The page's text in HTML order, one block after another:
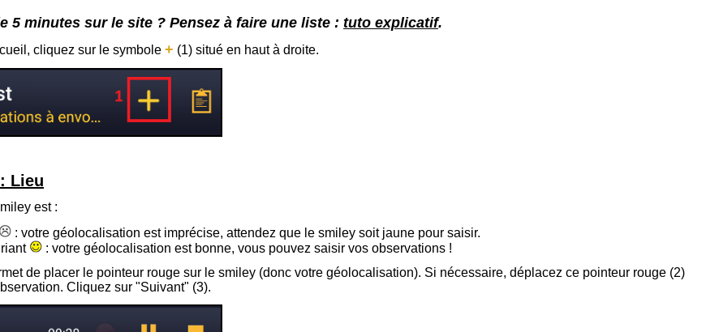
5 minutes sur le site ? Pensez à faire une liste : tuto explicatif.
cliquez sur le symbole + (1) situé en haut à droite.
Lieu
est :
: votre géolocalisation est imprécise, attendez que le smiley soit jaune pour saisir.
: votre géolocalisation est bonne, vous pouvez saisir vos observations !
de placer le pointeur rouge sur le smiley (donc votre géolocalisation). Si nécessaire, déplacez ce pointeur rouge (2)
Cliquez sur "Suivant" (3).